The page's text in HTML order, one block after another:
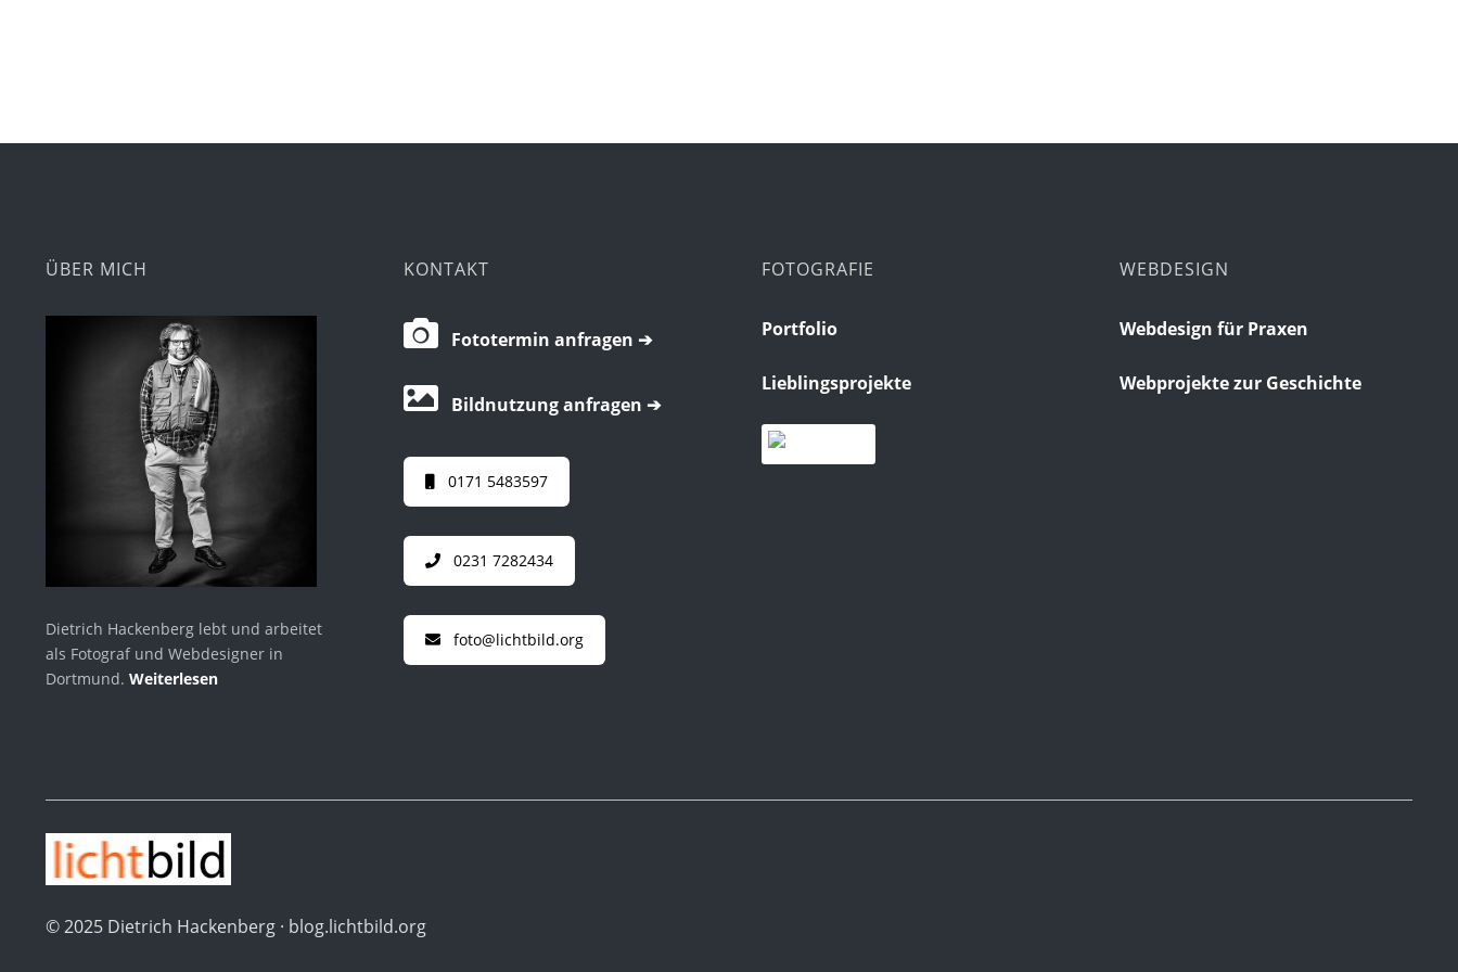
ÜBER MICH
Dietrich Hackenberg lebt und arbeitet
als Fotograf und Webdesigner in
Dortmund. Weiterlesen
KONTAKT
Fototermin anfragen ➔
Bildnutzung anfragen ➔
0171 5483597
0231 7282434
foto@lichtbild.org
FOTOGRAFIE
Portfolio
Lieblingsprojekte
WEBDESIGN
Webdesign für Praxen
Webprojekte zur Geschichte
© 2025 Dietrich Hackenberg · blog.lichtbild.org